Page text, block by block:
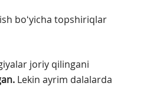
boʻyicha topshiriqlar
joriy qilingani
Lekin ayrim dalalarda